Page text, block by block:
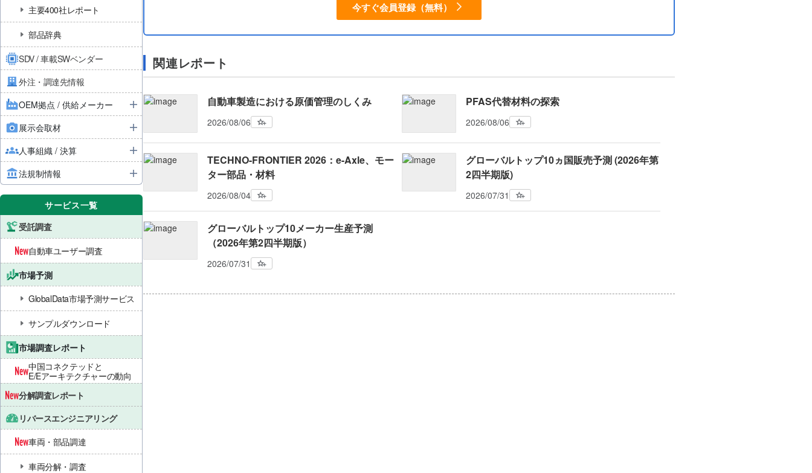
主要400社レポート
部品辞典
SDV / 車載SWベンダー
外注・調達先情報
OEM拠点 / 供給メーカー
展示会取材
人事組織 / 決算
法規制情報
サービス一覧
受託調査
自動車ユーザー調査
市場予測
GlobalData市場予測サービス
サンプルダウンロード
市場調査レポート
中国コネクテッドと
E/Eアーキテクチャーの動向
分解調査レポート
リバースエンジニアリング
車両・部品調達
車両分解・調査
今すぐ会員登録（無料）
関連レポート
自動車製造における原価管理のしくみ
2026/08/06
PFAS代替材料の探索
2026/08/06
TECHNO-FRONTIER 2026：e-Axle、モー
ター部品・材料
2026/08/04
グローバルトップ10ヵ国販売予測 (2026年第
2四半期版)
2026/07/31
グローバルトップ10メーカー生産予測
（2026年第2四半期版）
2026/07/31